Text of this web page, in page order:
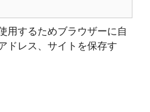
用するためブラウザーに自
ドレス、サイトを保存す